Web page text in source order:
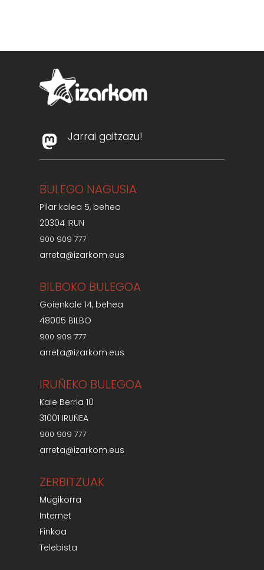
Jarrai gaitzazu!
BULEGO NAGUSIA
Pilar kalea 5, behea
20304 IRUN
900 909 777
arreta@izarkom.eus
BILBOKO BULEGOA
Goienkale 14, behea
48005 BILBO
900 909 777
arreta@izarkom.eus
IRUÑEKO BULEGOA
Kale Berria 10
31001 IRUÑEA
900 909 777
arreta@izarkom.eus
ZERBITZUAK
Mugikorra
Internet
Finkoa
Telebista